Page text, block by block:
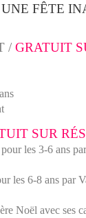
FÊTE
/ GRATUIT
SUR
les 3-6 ans
les 6-8 ans par
Noël avec ses